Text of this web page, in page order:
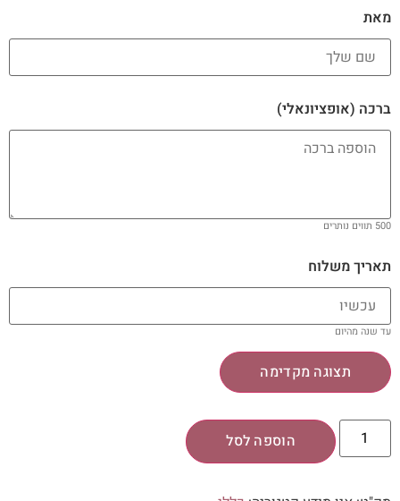
מאת
ברכה (אופציונאלי)
500 תווים נותרים
תאריך משלוח
עד שנה מהיום
תצוגה מקדימה
הוספה לסל